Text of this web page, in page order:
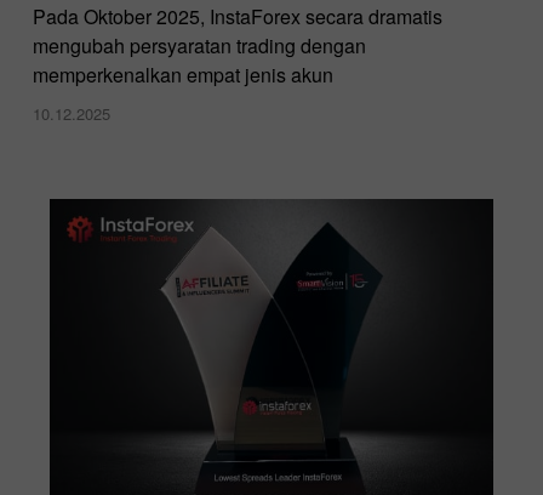
Pada Oktober 2025, InstaForex secara dramatis
mengubah persyaratan trading dengan
memperkenalkan empat jenis akun
10.12.2025